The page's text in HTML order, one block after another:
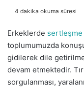
4 dakika okuma süresi
Erkeklerde
toplumumuzda
gidilerek dile
devam etmektedir.
sorgulanması,